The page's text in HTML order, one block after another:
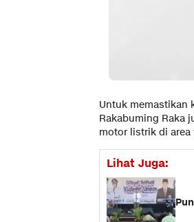
Untuk memastikan
Rakabuming Raka
motor listrik di
Lihat Juga: